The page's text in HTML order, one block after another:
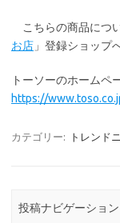
こちらの商品につ
お店 」登録ショップ
トーソーのホームペ
https://
カテゴリー: トレンド
投稿ナビゲーション